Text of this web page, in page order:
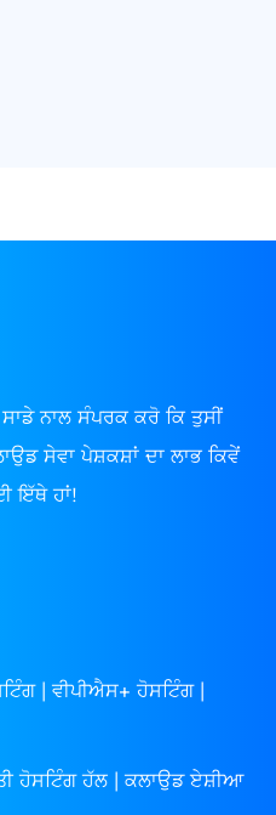
ਨਾਲ ਸੰਪਰਕ ਕਰੋ ਕਿ ਤੁਸੀਂ
ਸੇਵਾ ਪੇਸ਼ਕਸ਼ਾਂ ਦਾ ਲਾਭ ਕਿਵੇਂ
ਇੱਥੇ ਹਾਂ!
| ਵੀਪੀਐਸ+ ਹੋਸਟਿੰਗ |
ਹੋਸਟਿੰਗ ਹੱਲ | ਕਲਾਉਡ ਏਸ਼ੀਆ